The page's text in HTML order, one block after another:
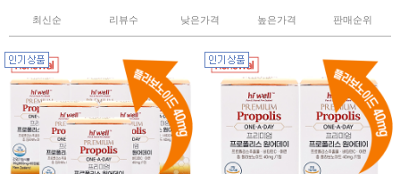
최신순 리뷰수 낮은가격 높은가격 판매순위